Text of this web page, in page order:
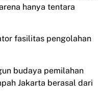
hanya tentara
fasilitas pengolahan
budaya pemilahan
Jakarta berasal dari